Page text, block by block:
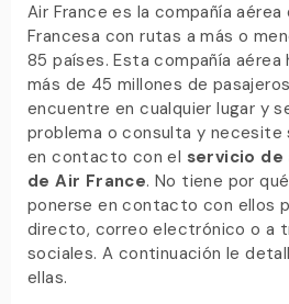
Air France es la compañía aérea
Francesa con rutas a más o
85 países. Esta compañía
más de 45 millones de
encuentre en cualquier lugar y
problema o consulta y necesite
en contacto con el servicio
de Air France. No tiene por
ponerse en contacto con ellos
directo, correo electrónico o a
sociales. A continuación le
ellas.